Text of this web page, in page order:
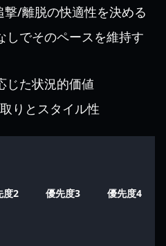
撃/離脱の快適性を決める
しでそのペースを維持す
じた状況的価値
りとスタイル性
度2 優先度3 優先度4